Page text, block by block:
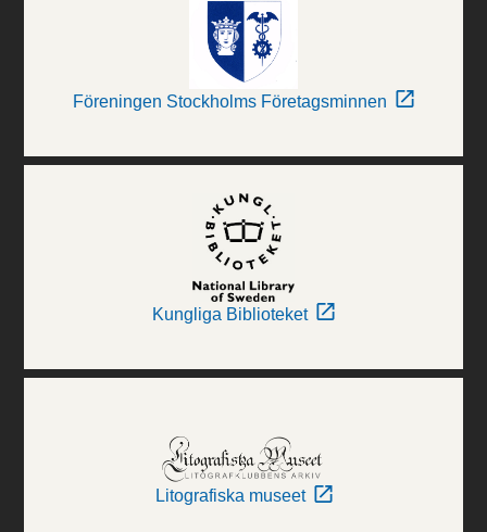
Föreningen Stockholms Företagsminnen
Kungliga Biblioteket
Litografiska museet